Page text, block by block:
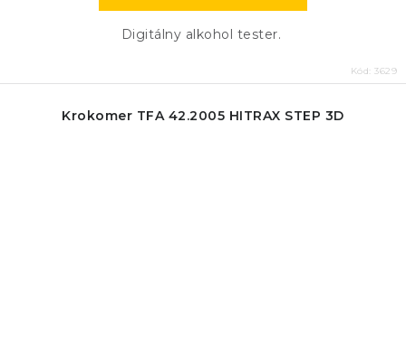
Digitálny alkohol tester.
Kód: 3629
Krokomer TFA 42.2005 HITRAX STEP 3D